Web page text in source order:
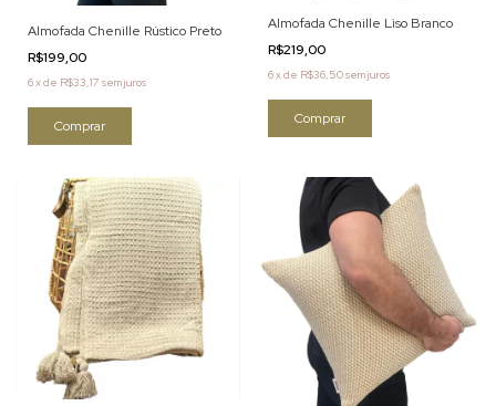
Almofada Chenille Rústico Preto
R$199,00
6xde R$33,17 sem juros
Almofada Chenille Liso Branco
R$219,00
6xde R$36,50sem juros